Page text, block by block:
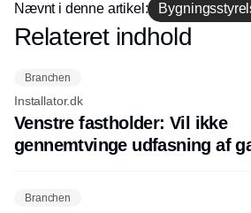
Nævnt i denne artikel:
Annonce
Relateret indhold
Branchen
Installator.dk
Venstre fastholder: Vil ikke
gennemtvinge udfasning af
Branchen